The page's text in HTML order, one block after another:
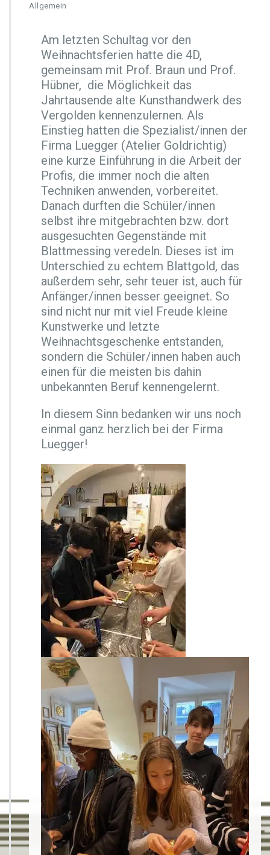
k
s
o
V
e
r
g
o
l
d
e
n
–
h
a
n
d
w
e
r
l
i
e
W
e
Allgemein
Am letzten Schultag vor den
Weihnachtsferien hatte die 4D,
gemeinsam mit Prof. Braun und Prof.
Hübner, die Möglichkeit das
Jahrtausende alte Kunsthandwerk des
Vergolden kennenzulernen. Als
Einstieg hatten die Spezialist/innen der
Firma Luegger (Atelier Goldrichtig)
eine kurze Einführung in die Arbeit der
Profis, die immer noch die alten
Techniken anwenden, vorbereitet.
Danach durften die Schüler/innen
selbst ihre mitgebrachten bzw. dort
ausgesuchten Gegenstände mit
Blattmessing veredeln. Dieses ist im
Unterschied zu echtem Blattgold, das
außerdem sehr, sehr teuer ist, auch für
Anfänger/innen besser geeignet. So
sind nicht nur mit viel Freude kleine
Kunstwerke und letzte
Weihnachtsgeschenke entstanden,
sondern die Schüler/innen haben auch
einen für die meisten bis dahin
unbekannten Beruf kennengelernt.
In diesem Sinn bedanken wir uns noch
einmal ganz herzlich bei der Firma
Luegger!